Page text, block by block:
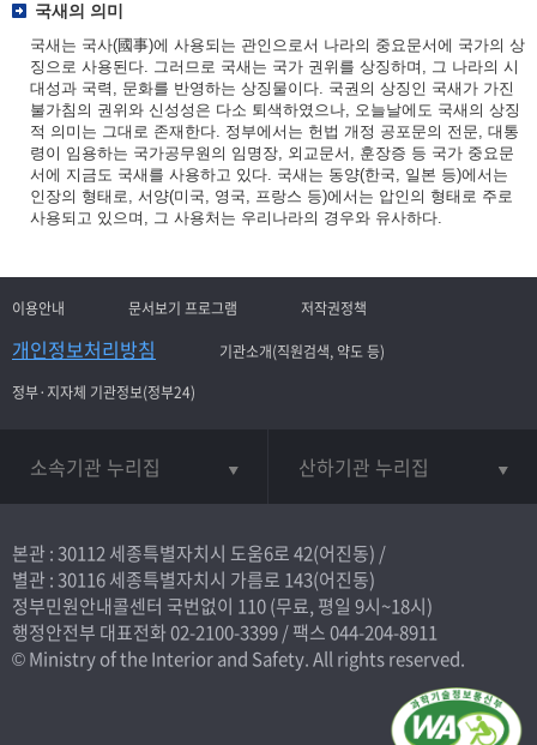
국새의 의미
국새는 국사(國事)에 사용되는 관인으로서 나라의 중요문서에 국가의 상
징으로 사용된다. 그러므로 국새는 국가 권위를 상징하며, 그 나라의 시
대성과 국력, 문화를 반영하는 상징물이다. 국권의 상징인 국새가 가진
불가침의 권위와 신성성은 다소 퇴색하였으나, 오늘날에도 국새의 상징
적 의미는 그대로 존재한다. 정부에서는 헌법 개정 공포문의 전문, 대통
령이 임용하는 국가공무원의 임명장, 외교문서, 훈장증 등 국가 중요문
서에 지금도 국새를 사용하고 있다. 국새는 동양(한국, 일본 등)에서는
인장의 형태로, 서양(미국, 영국, 프랑스 등)에서는 압인의 형태로 주로
사용되고 있으며, 그 사용처는 우리나라의 경우와 유사하다.
이용안내 문서보기 프로그램 저작권정책
개인정보처리방침
기관소개(직원검색, 약도 등)
정부·지자체 기관정보(정부24)
소속기관 누리집 산하기관 누리집
본관 : 30112 세종특별자치시 도움6로 42(어진동) /
별관 : 30116 세종특별자치시 가름로 143(어진동)
정부민원안내콜센터 국번없이 110(무료, 평일 9시~18시)
행정안전부 대표전화02-2100-3399/ 팩스 044-204-8911
© Ministry of the Interior and Safety. All rights reserved.